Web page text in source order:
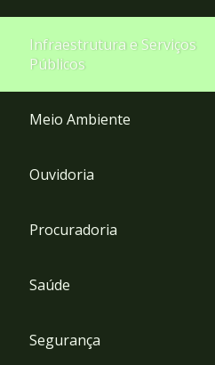
Infraestrutura e Serviços
Públicos
Meio Ambiente
Ouvidoria
Procuradoria
Saúde
Segurança